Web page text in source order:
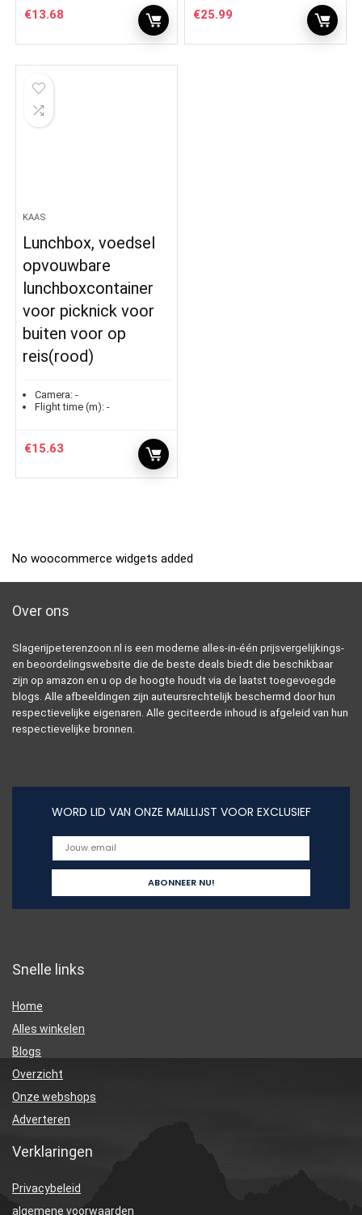
€13.68 €25.99
KAAS
Lunchbox, voedsel
opvouwbare
lunchboxcontainer
voor picknick voor
buiten voor op
reis(rood)
Camera: -
Flight time (m): -
€15.63
No woocommerce widgets added
Over ons
Slagerijpeterenzoon.nl is een moderne alles-in-één prijsvergelijkings-
en beoordelingswebsite die de beste deals biedt die beschikbaar
zijn op amazon en u op de hoogte houdt via de laatst toegevoegde
blogs. Alle afbeeldingen zijn auteursrechtelijk beschermd door hun
respectievelijke eigenaren. Alle geciteerde inhoud is afgeleid van hun
respectievelijke bronnen.
WORD LID VAN ONZE MAILLIJST VOOR EXCLUSIEF
Snelle links
Home
Alles winkelen
Blogs
Overzicht
Onze webshops
Adverteren
Verklaringen
Privacybeleid
algemene voorwaarden